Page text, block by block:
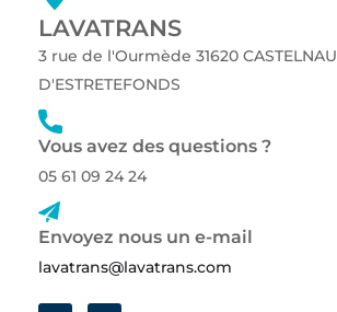
LAVATRANS
3 rue de l'Ourmède 31620 CASTELNAU
D'ESTRETEFONDS
Vous avez des questions ?
05 61 09 24 24
Envoyez nous un e-mail
lavatrans@lavatrans.com